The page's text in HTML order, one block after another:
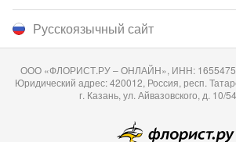
Русскоязычный сайт
ООО «ФЛОРИСТ.РУ – ОНЛАЙН», ИНН:
Юридический адрес: 420012, Россия, респ.
г. Казань, ул. Айвазовского, д. 10/